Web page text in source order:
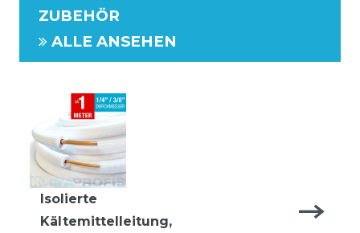
ZUBEHÖR
ALLE ANSEHEN
Isolierte
Kältemittelleitung,